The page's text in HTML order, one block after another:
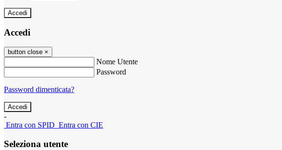
Accedi
Accedi
button close ×
Nome Utente
Password
Password dimenticata?
-
Entra con SPID Entra con CIE
Seleziona utente